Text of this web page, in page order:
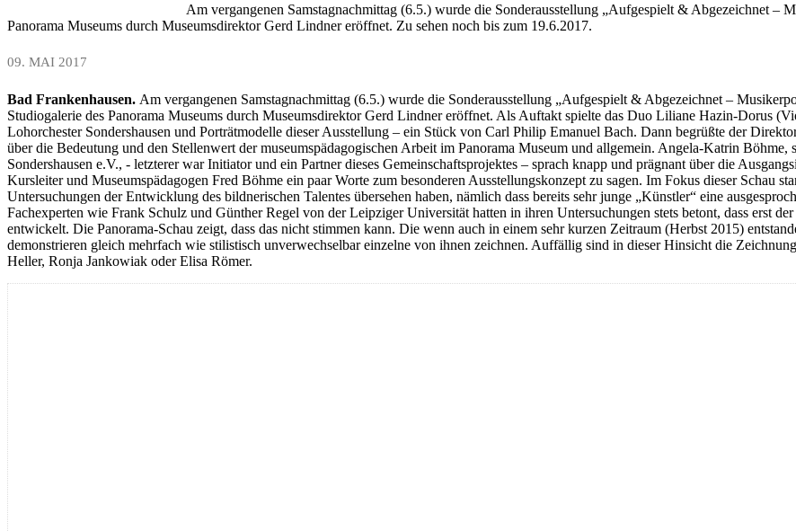
Am vergangenen Samstagnachmittag (6.5.) wurde die Sonderausstellung „Aufgespielt & Abgezeichnet –
Panorama Museums durch Museumsdirektor Gerd Lindner eröffnet. Zu sehen noch bis zum 19.6.2017.
09. MAI 2017
Bad Frankenhausen. Am vergangenen Samstagnachmittag (6.5.) wurde die Sonderausstellung „Aufgespielt & Abgezeichnet –
Studiogalerie des Panorama Museums durch Museumsdirektor Gerd Lindner eröffnet. Als Auftakt spielte das Duo Liliane Hazin-Dorus
Lohorchester Sondershausen und Porträtmodelle dieser Ausstellung – ein Stück von Carl Philip Emanuel Bach. Dann begrüßte der
über die Bedeutung und den Stellenwert der museumspädagogischen Arbeit im Panorama Museum und allgemein. Angela-Katrin
Sondershausen e.V., - letzterer war Initiator und ein Partner dieses Gemeinschaftsprojektes – sprach knapp und prägnant über die
Kursleiter und Museumspädagogen Fred Böhme ein paar Worte zum besonderen Ausstellungskonzept zu sagen. Im Fokus dieser Schau
Untersuchungen der Entwicklung des bildnerischen Talentes übersehen haben, nämlich dass bereits sehr junge „Künstler“ eine
Fachexperten wie Frank Schulz und Günther Regel von der Leipziger Universität hatten in ihren Untersuchungen stets betont, dass erst
entwickelt. Die Panorama-Schau zeigt, dass das nicht stimmen kann. Die wenn auch in einem sehr kurzen Zeitraum (Herbst 2015)
demonstrieren gleich mehrfach wie stilistisch unverwechselbar einzelne von ihnen zeichnen. Auffällig sind in dieser Hinsicht die
Heller, Ronja Jankowiak oder Elisa Römer.